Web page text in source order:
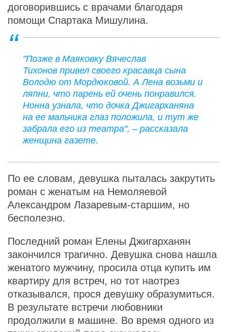
договорившись с врачами благодаря
помощи Спартака Мишулина.
"Позже в Маяковку Вячеслав
Тихонов привел своего красавца сына
Володю от Мордюковой. А Лена возьми и
ляпни, что парень ей очень понравился.
Нонна узнала, что дочка Джигарханяна
на ее мальчика глаз положила, и тут же
забрала его из театра", – рассказала
женщина газете.
По ее словам, девушка пыталась закрутить
роман с женатым на Немоляевой
Александром Лазаревым-старшим, но
бесполезно.
Последний роман Елены Джигарханян
закончился трагично. Девушка снова нашла
женатого мужчину, просила отца купить им
квартиру для встреч, но тот наотрез
отказывался, прося девушку образумиться.
В результате встречи любовники
продолжили в машине. Во время одного из